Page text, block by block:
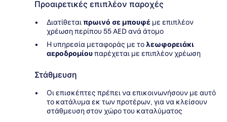
Προαιρετικές επιπλέον παροχές
Διατίθεταιπρωινό σε μπουφέ με επιπλέον
χρέωση περίπου 55 AED ανά άτομο
Η υπηρεσία μεταφοράς με τολεωφορειάκι
αεροδρομίουπαρέχεται με επιπλέον χρέωση
Στάθμευση
Οι επισκέπτες πρέπει να επικοινωνήσουν με αυτό
το κατάλυμα εκ των προτέρων, για να κλείσουν
στάθμευση στον χώρο του καταλύματος